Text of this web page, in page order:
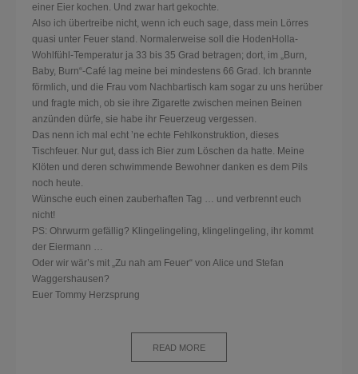
einer Eier kochen. Und zwar hart gekochte.
Also ich übertreibe nicht, wenn ich euch sage, dass mein Lörres
quasi unter Feuer stand. Normalerweise soll die HodenHolla-
Wohlfühl-Temperatur ja 33 bis 35 Grad betragen; dort, im „Burn,
Baby, Burn“-Café lag meine bei mindestens 66 Grad. Ich brannte
förmlich, und die Frau vom Nachbartisch kam sogar zu uns herüber
und fragte mich, ob sie ihre Zigarette zwischen meinen Beinen
anzünden dürfe, sie habe ihr Feuerzeug vergessen.
Das nenn ich mal echt ’ne echte Fehlkonstruktion, dieses
Tischfeuer. Nur gut, dass ich Bier zum Löschen da hatte. Meine
Klöten und deren schwimmende Bewohner danken es dem Pils
noch heute.
Wünsche euch einen zauberhaften Tag … und verbrennt euch
nicht!
PS: Ohrwurm gefällig? Klingelingeling, klingelingeling, ihr kommt
der Eiermann …
Oder wir wär’s mit „Zu nah am Feuer“ von Alice und Stefan
Waggershausen?
Euer Tommy Herzsprung
READ MORE